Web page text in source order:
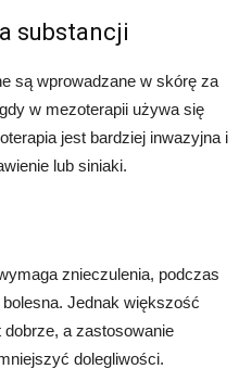
substancji
są wprowadzane w skórę za
w mezoterapii używa się
jest bardziej inwazyjna i
lub siniaki.
znieczulenia, podczas
Jednak większość
a zastosowanie
dolegliwości.